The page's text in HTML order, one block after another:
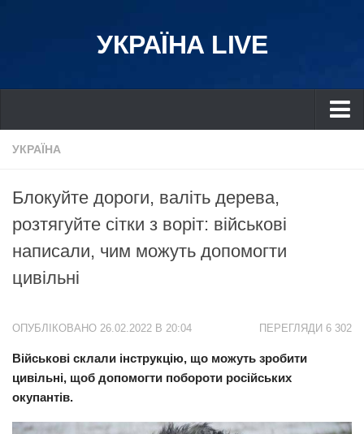
УКРАЇНА LIVE
Україна
Дніпро
Львів
Івано-Франківськ
Харків
Одеса
Схід
Прикарпаття
УКРАЇНА
Блокуйте дороги, валіть дерева,
розтягуйте сітки з воріт: військові
написали, чим можуть допомогти
цивільні
ПЕРЕГЛЯДИ 6 302
ОПУБЛІКОВАНО 26.02.2022 В 20:04
Військові склали інструкцію, що можуть зробити
цивільні, щоб допомогти побороти російських
окупантів.